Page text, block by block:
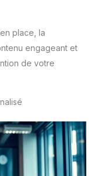
place, la
engageant et
de votre